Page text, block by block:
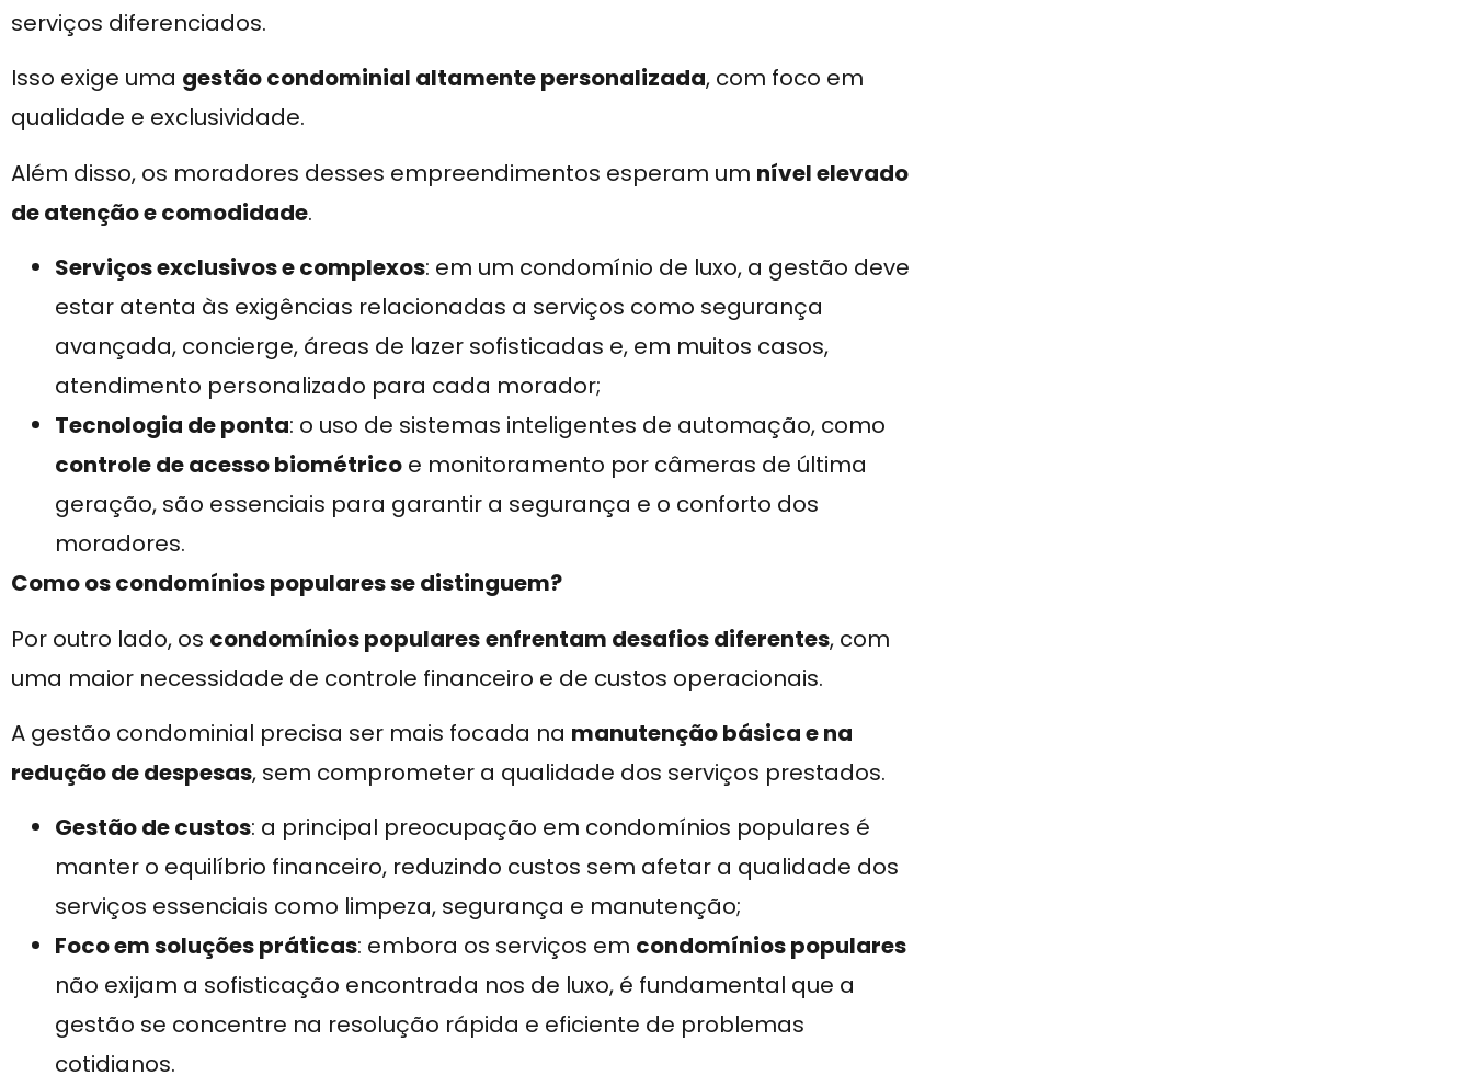
serviços diferenciados.
Isso exige uma gestão condominial altamente personalizada, com foco em
qualidade e exclusividade.
Além disso, os moradores desses empreendimentos esperam um nível elevado
de atenção e comodidade.
Serviços exclusivos e complexos: em um condomínio de luxo, a gestão deve
estar atenta às exigências relacionadas a serviços como segurança
avançada, concierge, áreas de lazer sofisticadas e, em muitos casos,
atendimento personalizado para cada morador;
Tecnologia de ponta: o uso de sistemas inteligentes de automação, como
controle de acesso biométrico e monitoramento por câmeras de última
geração, são essenciais para garantir a segurança e o conforto dos
moradores.
Como os condomínios populares se distinguem?
Por outro lado, os condomínios popularesenfrentam desafios diferentes, com
uma maior necessidade de controle financeiro e de custos operacionais.
A gestão condominial precisa ser mais focada na manutenção básica e na
redução de despesas, sem comprometer a qualidade dos serviços prestados.
Gestão de custos: a principal preocupação em condomínios populares é
manter o equilíbrio financeiro, reduzindo custos sem afetar a qualidade dos
serviços essenciais como limpeza, segurança e manutenção;
Foco em soluções práticas: embora os serviços em condomínios populares
não exijam a sofisticação encontrada nos de luxo, é fundamental que a
gestão se concentre na resolução rápida e eficiente de problemas
cotidianos.